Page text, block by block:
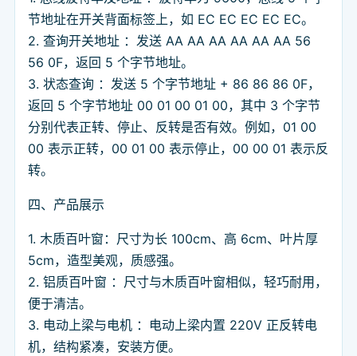
节地址在开关背面标签上，如 EC EC EC EC EC。
2. 查询开关地址 ：发送 AA AA AA AA AA AA 56
56 0F，返回 5 个字节地址。
3. 状态查询 ：发送 5 个字节地址 + 86 86 86 0F，
返回 5 个字节地址 00 01 00 01 00，其中 3 个字节
分别代表正转、停止、反转是否有效。例如，01 00
00 表示正转，00 01 00 表示停止，00 00 01 表示反
转。
四、产品展示
1. 木质百叶窗：尺寸为长 100cm、高 6cm、叶片厚
5cm，造型美观，质感强。
2. 铝质百叶窗 ：尺寸与木质百叶窗相似，轻巧耐用，
便于清洁。
3. 电动上梁与电机 ：电动上梁内置 220V 正反转电
机，结构紧凑，安装方便。